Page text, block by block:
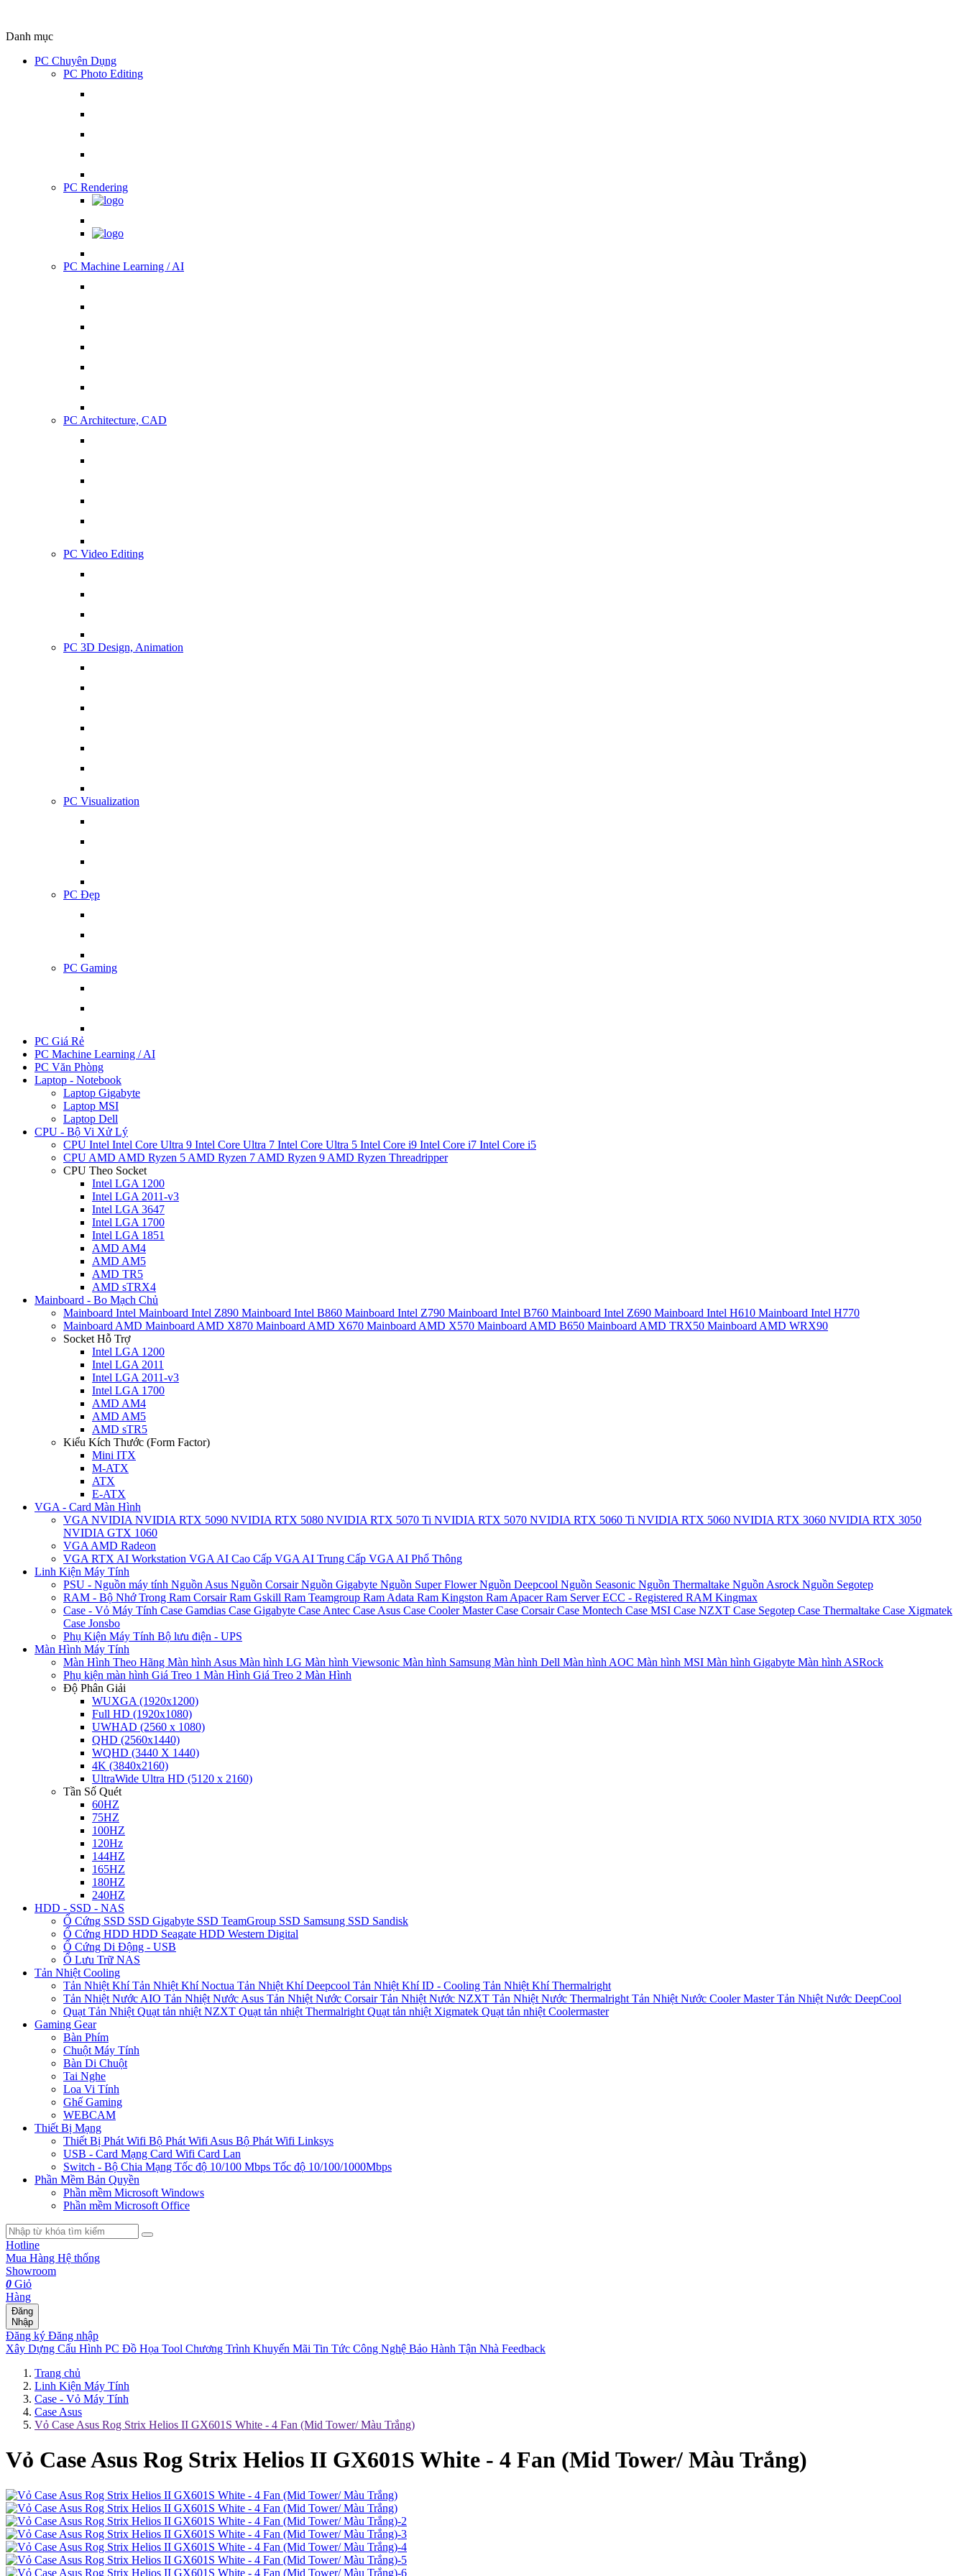
Danh mục
PC Chuyên Dụng
PC Photo Editing
PC Rendering
PC Machine Learning / AI
PC Architecture, CAD
PC Video Editing
PC 3D Design, Animation
PC Visualization
PC Đẹp
PC Gaming
PC Giá Rẻ
PC Machine Learning / AI
PC Văn Phòng
Laptop - Notebook
Laptop Gigabyte
Laptop MSI
Laptop Dell
CPU - Bộ Vi Xử Lý
CPU Intel Intel Core Ultra 9 Intel Core Ultra 7 Intel Core Ultra 5 Intel Core i9 Intel Core i7 Intel Core i5
CPU AMD AMD Ryzen 5 AMD Ryzen 7 AMD Ryzen 9 AMD Ryzen Threadripper
CPU Theo Socket
Intel LGA 1200
Intel LGA 2011-v3
Intel LGA 3647
Intel LGA 1700
Intel LGA 1851
AMD AM4
AMD AM5
AMD TR5
AMD sTRX4
Mainboard - Bo Mạch Chủ
Mainboard Intel Mainboard Intel Z890 Mainboard Intel B860 Mainboard Intel Z790 Mainboard Intel B760 Mainboard Intel Z690 Mainboard Intel H610 Mainboard Intel H770
Mainboard AMD Mainboard AMD X870 Mainboard AMD X670 Mainboard AMD X570 Mainboard AMD B650 Mainboard AMD TRX50 Mainboard AMD WRX90
Socket Hỗ Trợ
Intel LGA 1200
Intel LGA 2011
Intel LGA 2011-v3
Intel LGA 1700
AMD AM4
AMD AM5
AMD sTR5
Kiểu Kích Thước (Form Factor)
Mini ITX
M-ATX
ATX
E-ATX
VGA - Card Màn Hình
VGA NVIDIA NVIDIA RTX 5090 NVIDIA RTX 5080 NVIDIA RTX 5070 Ti NVIDIA RTX 5070 NVIDIA RTX 5060 Ti NVIDIA RTX 5060 NVIDIA RTX 3060 NVIDIA RTX 3050
NVIDIA GTX 1060
VGA AMD Radeon
VGA RTX AI Workstation VGA AI Cao Cấp VGA AI Trung Cấp VGA AI Phổ Thông
Linh Kiện Máy Tính
PSU - Nguồn máy tính Nguồn Asus Nguồn CorsairNguồn Gigabyte Nguồn Super FlowerNguồn Deepcool Nguồn Seasonic Nguồn Thermaltake Nguồn Asrock Nguồn Segotep
RAM - Bộ Nhớ Trong Ram CorsairRam Gskill Ram Teamgroup Ram Adata Ram Kingston Ram ApacerRam Server ECC - Registered RAM Kingmax
Case - Vỏ Máy Tính Case Gamdias Case Gigabyte Case Antec Case Asus Case Cooler MasterCase CorsairCase Montech Case MSI Case NZXT Case Segotep Case Thermaltake Case Xigmatek
Case Jonsbo
Phụ Kiện Máy Tính Bộ lưu điện - UPS
Màn Hình Máy Tính
Màn Hình Theo Hãng Màn hình Asus Màn hình LG Màn hình Viewsonic Màn hình Samsung Màn hình Dell Màn hình AOC Màn hình MSI Màn hình Gigabyte Màn hình ASRock
Phụ kiện màn hình Giá Treo 1 Màn Hình Giá Treo 2 Màn Hình
Độ Phân Giải
WUXGA (1920x1200)
Full HD (1920x1080)
UWHAD (2560 x 1080)
QHD (2560x1440)
WQHD (3440 X 1440)
4K (3840x2160)
UltraWide Ultra HD (5120 x 2160)
Tần Số Quét
60HZ
75HZ
100HZ
120Hz
144HZ
165HZ
180HZ
240HZ
HDD - SSD - NAS
Ổ Cứng SSD SSD Gigabyte SSD TeamGroup SSD Samsung SSD Sandisk
Ổ Cứng HDD HDD Seagate HDD Western Digital
Ổ Cứng Di Động - USB
Ổ Lưu Trữ NAS
Tản Nhiệt Cooling
Tản Nhiệt KhíTản Nhiệt Khí Noctua Tản Nhiệt Khí Deepcool Tản Nhiệt Khí ID - Cooling Tản Nhiệt Khí Thermalright
Tản Nhiệt Nước AIO Tản Nhiệt Nước Asus Tản Nhiệt Nước CorsairTản Nhiệt Nước NZXT Tản Nhiệt Nước Thermalright Tản Nhiệt Nước Cooler MasterTản Nhiệt Nước DeepCool
Quạt Tản Nhiệt Quạt tản nhiệt NZXT Quạt tản nhiệt Thermalright Quạt tản nhiệt Xigmatek Quạt tản nhiệt Coolermaster
Gaming Gear
Bàn Phím
Chuột Máy Tính
Bàn Di Chuột
Tai Nghe
Loa Vi Tính
Ghế Gaming
WEBCAM
Thiết Bị Mạng
Thiết Bị Phát Wifi Bộ Phát Wifi Asus Bộ Phát Wifi Linksys
USB - Card Mạng Card Wifi Card Lan
Switch - Bộ Chia Mạng Tốc độ 10/100 Mbps Tốc độ 10/100/1000Mbps
Phần Mềm Bản Quyền
Phần mềm Microsoft Windows
Phần mềm Microsoft Office
Hotline
Mua Hàng Hệ thống
Showroom
0 Giỏ
Hàng
Đăng
Nhập
Đăng ký Đăng nhập
Xây Dựng Cấu Hình PC Đồ Họa Tool Chương Trình Khuyến Mãi Tin Tức Công Nghệ Bảo Hành Tận Nhà Feedback
Trang chủ
Linh Kiện Máy Tính
Case - Vỏ Máy Tính
Case Asus
Vỏ Case Asus Rog Strix Helios II GX601S White - 4 Fan (Mid Tower/ Màu Trắng)
Vỏ Case Asus Rog Strix Helios II GX601S White - 4 Fan (Mid Tower/ Màu Trắng)